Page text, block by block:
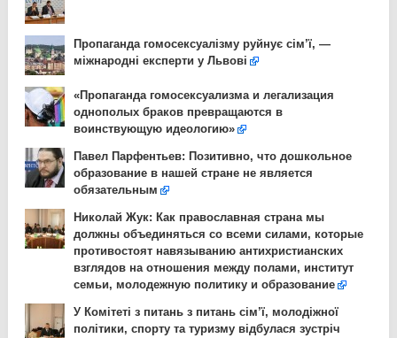
Пропаганда гомосексуалізму руйнує сім’ї, —
міжнародні експерти у Львові
«Пропаганда гомосексуализма и легализация
однополых браков превращаются в
воинствующую идеологию»
Павел Парфентьев: Позитивно, что дошкольное
образование в нашей стране не является
обязательным
Николай Жук: Как православная страна мы
должны объединяться со всеми силами, которые
противостоят навязыванию антихристианских
взглядов на отношения между полами, институт
семьи, молодежную политику и образование
У Комітеті з питань з питань сім’ї, молодіжної
політики, спорту та туризму відбулася зустріч